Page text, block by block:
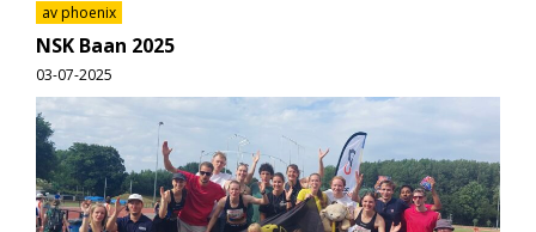
av phoenix
NSK Baan 2025
03-07-2025